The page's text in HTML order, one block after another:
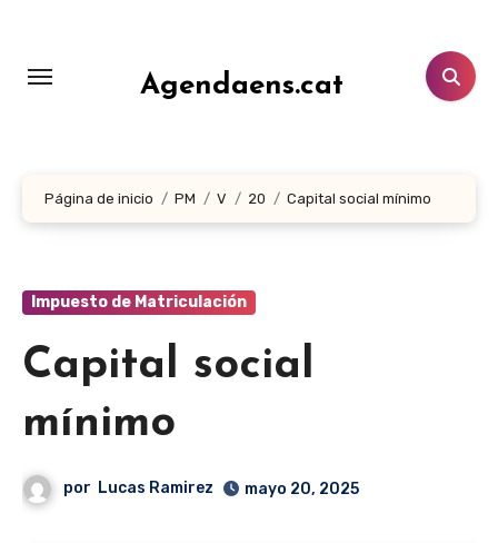
contenido
Agendaens.cat
Página de inicio PM V 20 Capital social mínimo
Impuesto de Matriculación
Capital social
mínimo
por Lucas Ramirez mayo 20, 2025